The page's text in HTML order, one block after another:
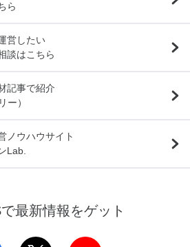
ら
営したい
談はこちら
記事で紹介
ー）
ノウハウサイト
Lab.
最新情報をゲット